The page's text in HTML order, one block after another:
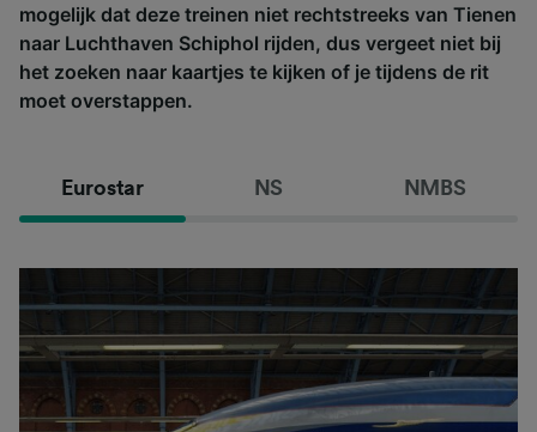
mogelijk dat deze treinen niet rechtstreeks van Tienen
naar Luchthaven Schiphol rijden, dus vergeet niet bij
het zoeken naar kaartjes te kijken of je tijdens de rit
moet overstappen.
Eurostar NS NMBS